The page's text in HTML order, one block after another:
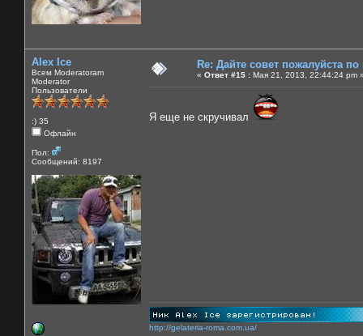
Alex Ice
Всем Moderatoram
Moderator
Пользователи
:) 35
Офлайн
Пол:
Сообщений: 8197
Re: Дайте совет пожалуйста
« Ответ #15 : Мая 21, 2013, 22:44:24 pm
Я еще не скручивал
http://gelateria-roma.com.ua/